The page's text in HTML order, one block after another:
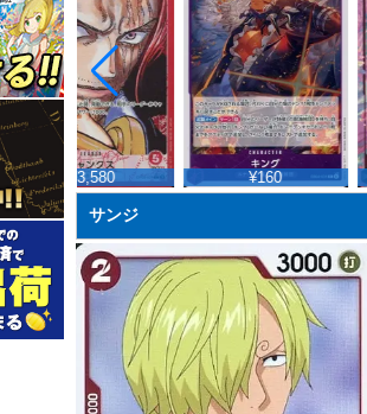
¥3,580 ¥160
サンジ